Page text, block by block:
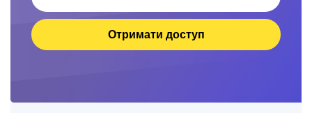
Отримати доступ